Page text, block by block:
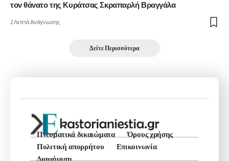
τον θάνατο της Κυράτσας Σκραπαρλή Βραγγάλα
2 Λεπτά Ανάγνωσης
Δείτε Περισσότερα
Πνευματικά δικαιώματα
Όρους χρήσης
Πολιτική απορρήτου
Επικοινωνία